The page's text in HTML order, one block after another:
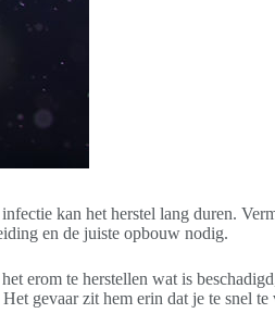
kan het herstel lang duren.
en de juiste opbouw nodig.
erom te herstellen wat is
gevaar zit hem erin dat je te snel